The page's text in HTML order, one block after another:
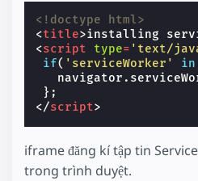
<!doctype html>
<title>installing
<script type= 'text/
if( 'serviceWorker' in
navigator .
};
</script>
iframe đăng kí tập tin
trong trình duyệt.